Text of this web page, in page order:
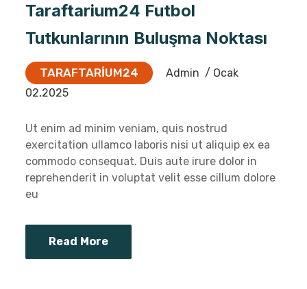
Taraftarium24 Futbol
Tutkunlarının Buluşma Noktası
TARAFTARIUM24 Admin / Ocak
02,2025
Ut enim ad minim veniam, quis nostrud
exercitation ullamco laboris nisi ut aliquip ex ea
commodo consequat. Duis aute irure dolor in
reprehenderit in voluptat velit esse cillum dolore
eu
Read More